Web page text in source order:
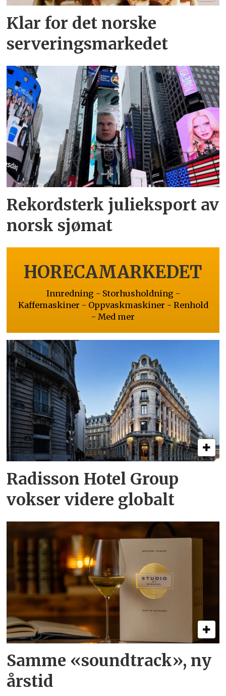
Klar for det norske
serveringsmarkedet
Rekordsterk julieksport av
norsk sjømat
HORECAMARKEDET
Innredning - Storhusholdning -
Kaffemaskiner - Oppvaskmaskiner - Renhold
- Med mer
Radisson Hotel Group
vokser videre globalt
Samme «soundtrack», ny
årstid